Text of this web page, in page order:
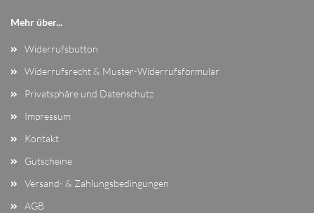
Mehr über...
Widerrufsbutton
Widerrufsrecht & Muster-Widerrufsformular
Privatsphäre und Datenschutz
Impressum
Kontakt
Gutscheine
Versand- & Zahlungsbedingungen
AGB